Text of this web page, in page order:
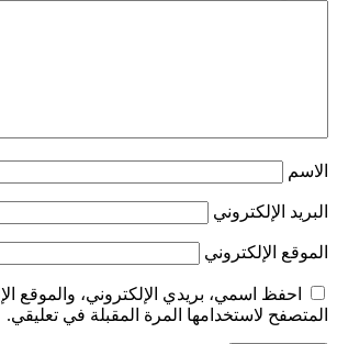
الاسم
البريد الإلكتروني
الموقع الإلكتروني
احفظ اسمي، بريدي الإلكتروني، والموقع
المتصفح لاستخدامها المرة المقبلة في تعليقي.